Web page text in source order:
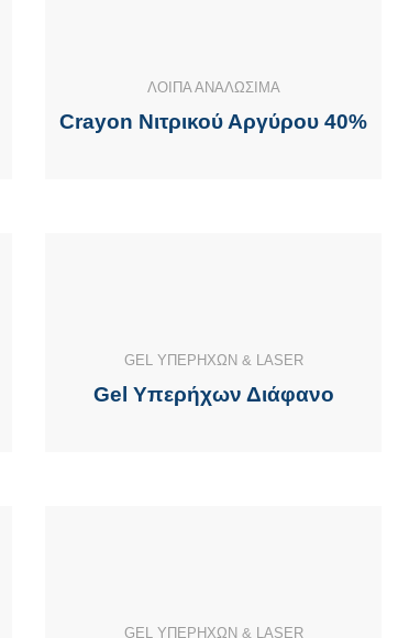
ΛΟΙΠΑ ΑΝΑΛΩΣΙΜΑ
Crayon Νιτρικού Αργύρου 40%
GEL ΥΠΕΡΗΧΩΝ & LASER
Gel Υπερήχων Διάφανο
GEL ΥΠΕΡΗΧΩΝ & LASER